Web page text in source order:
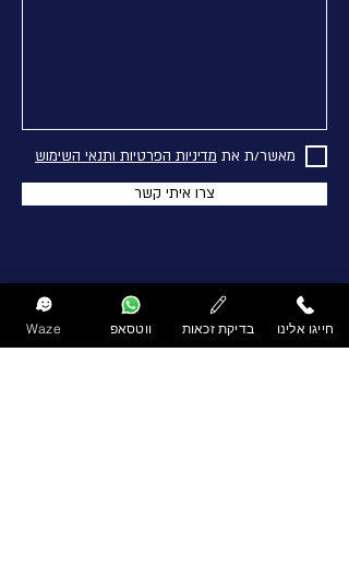
מאשר/ת את מדיניות הפרטיות ותנאי השימוש
צרו איתי קשר
Waze ווטסאפ בדיקת זכאות חייגו אלינו